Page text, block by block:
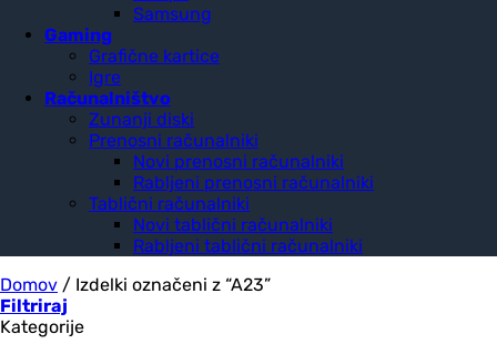
Samsung
Gaming
Grafične kartice
Igre
Računalništvo
Zunanji diski
Prenosni računalniki
Novi prenosni računalniki
Rabljeni prenosni računalniki
Tablični računalniki
Novi tablični računalniki
Rabljeni tablični računalniki
Domov / Izdelki označeni z “A23”
Filtriraj
Kategorije